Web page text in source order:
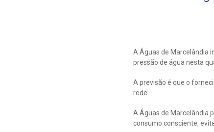
A Águas de Marcelândia
pressão de água nesta
A previsão é que o
rede.
A Águas de Marcelândia
consumo consciente,